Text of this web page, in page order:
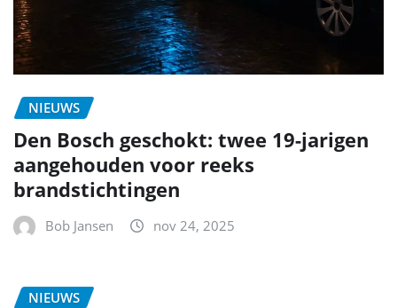
NIEUWS
Den Bosch geschokt: twee 19-jarigen
aangehouden voor reeks
brandstichtingen
Bob Jansen nov 24, 2025
NIEUWS